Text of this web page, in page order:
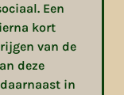
Een
kort
van de
deze
in